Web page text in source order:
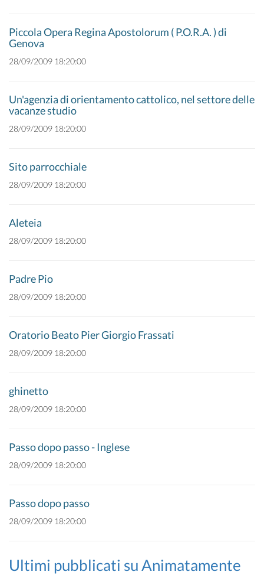
Piccola Opera Regina Apostolorum ( P.O.R.A. ) di
Genova
28/09/2009 18:20:00
Un'agenzia di orientamento cattolico, nel settore delle
vacanze studio
28/09/2009 18:20:00
Sito parrocchiale
28/09/2009 18:20:00
Aleteia
28/09/2009 18:20:00
Padre Pio
28/09/2009 18:20:00
Oratorio Beato Pier Giorgio Frassati
28/09/2009 18:20:00
ghinetto
28/09/2009 18:20:00
Passo dopo passo - Inglese
28/09/2009 18:20:00
Passo dopo passo
28/09/2009 18:20:00
Ultimi pubblicati su Animatamente